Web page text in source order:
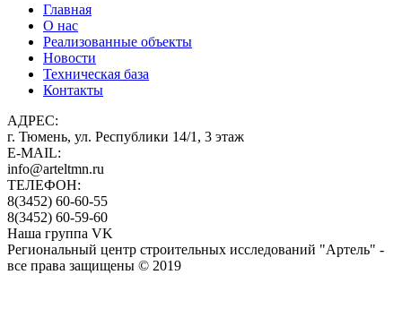
Главная
О нас
Реализованные объекты
Новости
Техническая база
Контакты
АДРЕС:
г. Тюмень, ул. Республики 14/1, 3 этаж
E-MAIL:
info@arteltmn.ru
ТЕЛЕФОН:
8(3452) 60-60-55
8(3452) 60-59-60
Наша группа VK
Региональный центр строительных исследований "Артель" -
все права защищены © 2019